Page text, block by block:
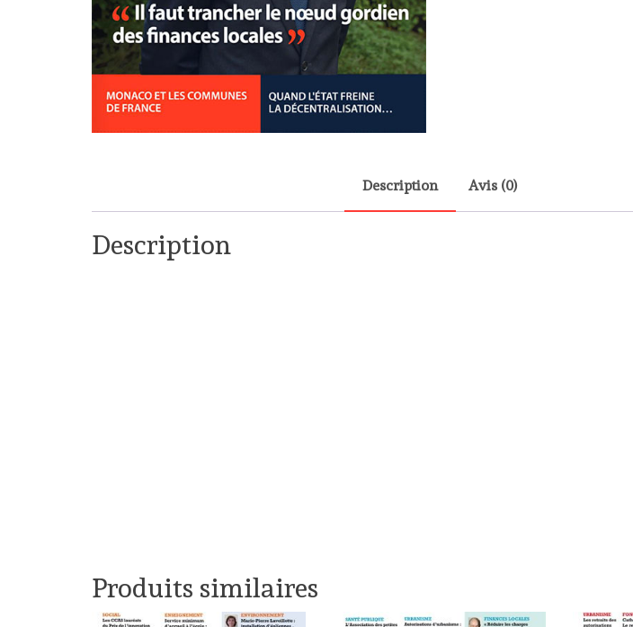
Description Avis (0)
Description
Produits similaires